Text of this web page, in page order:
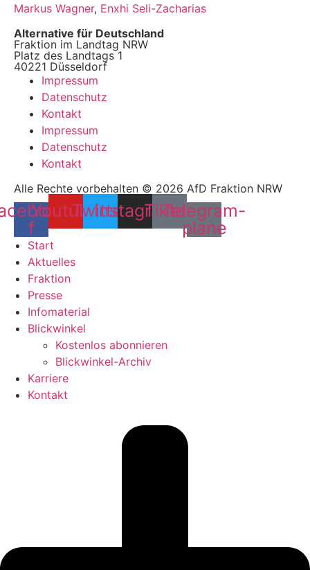
Markus Wagner, Enxhi Seli-Zacharias
Alternative für Deutschland
Fraktion im Landtag NRW
Platz des Landtags 1
40221 Düsseldorf
Impressum
Datenschutz
Kontakt
Impressum
Datenschutz
Kontakt
Alle Rechte vorbehalten © 2026 AfD Fraktion NRW
f
YoutubeTwitter
Instagram
Tiktok
Telegram-
plane
Start
Aktuelles
Fraktion
Presse
Infomaterial
Blickwinkel
Kostenlos abonnieren
Blickwinkel-Archiv
Karriere
Kontakt